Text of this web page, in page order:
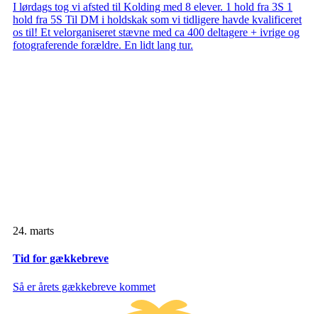
I lørdags tog vi afsted til Kolding med 8 elever. 1 hold fra 3S 1
hold fra 5S Til DM i holdskak som vi tidligere havde kvalificeret
os til! Et velorganiseret stævne med ca 400 deltagere + ivrige og
fotograferende forældre. En lidt lang tur.
24. marts
Tid for gækkebreve
Så er årets gækkebreve kommet